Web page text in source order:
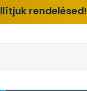
rendelésed!